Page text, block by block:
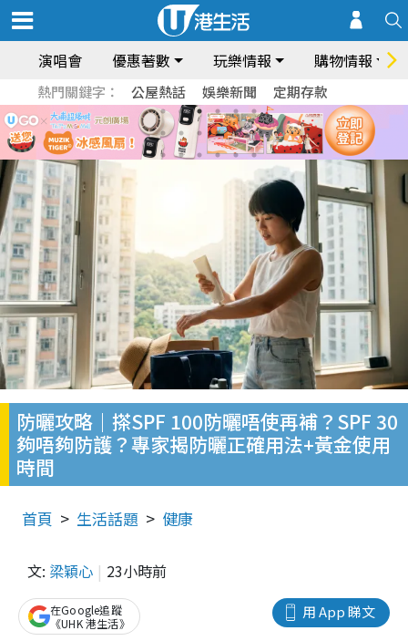
演唱會 優惠著數 玩樂情報 購物情報
熱門關鍵字： 公屋熱話 娛樂新聞 定期存款
防曬攻略｜搽SPF 100防曬唔使再補？SPF 30
夠唔夠防護？專家揭防曬正確用法+黃金使用
時間
首頁 生活話題 健康
文: 梁穎心 23小時前
用 App 睇文
在Google追蹤
《UHK 港生活》